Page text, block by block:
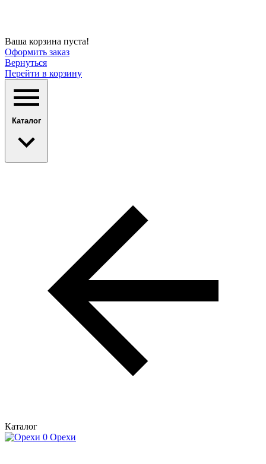
Ваша корзина пуста!
Оформить заказ
Вернуться
Перейти в корзину
Каталог
Каталог
Орехи